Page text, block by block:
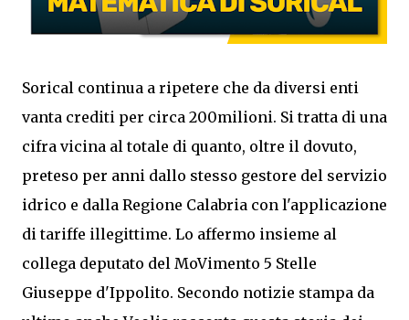
Sorical continua a ripetere che da diversi enti
vanta crediti per circa 200milioni. Si tratta di una
cifra vicina al totale di quanto, oltre il dovuto,
preteso per anni dallo stesso gestore del servizio
idrico e dalla Regione Calabria con l'applicazione
di tariffe illegittime. Lo affermo insieme al
collega deputato del MoVimento 5 Stelle
Giuseppe d'Ippolito. Secondo notizie stampa da